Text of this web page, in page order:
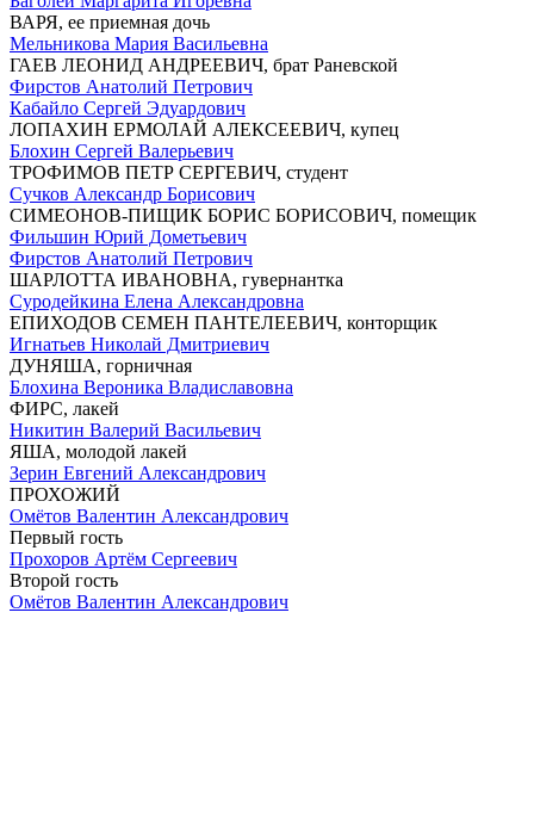
ВАРЯ, ее приемная дочь
Мельникова Мария Васильевна
ГАЕВ ЛЕОНИД АНДРЕЕВИЧ, брат Раневской
Фирстов Анатолий Петрович
Кабайло Сергей Эдуардович
ЛОПАХИН ЕРМОЛАЙ АЛЕКСЕЕВИЧ, купец
Блохин Сергей Валерьевич
ТРОФИМОВ ПЕТР СЕРГЕВИЧ, студент
Сучков Александр Борисович
СИМЕОНОВ-ПИЩИК БОРИС БОРИСОВИЧ, помещик
Фильшин Юрий Дометьевич
Фирстов Анатолий Петрович
ШАРЛОТТА ИВАНОВНА, гувернантка
Суродейкина Елена Александровна
ЕПИХОДОВ СЕМЕН ПАНТЕЛЕЕВИЧ, конторщик
Игнатьев Николай Дмитриевич
ДУНЯША, горничная
Блохина Вероника Владиславовна
ФИРС, лакей
Никитин Валерий Васильевич
ЯША, молодой лакей
Зерин Евгений Александрович
ПРОХОЖИЙ
Омётов Валентин Александрович
Первый гость
Прохоров Артём Сергеевич
Второй гость
Омётов Валентин Александрович